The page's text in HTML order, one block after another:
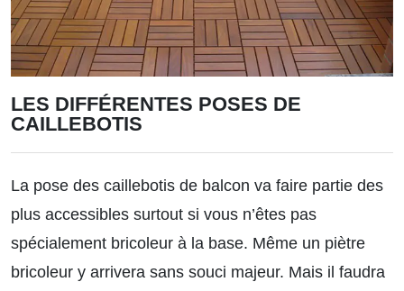
LES DIFFÉRENTES POSES DE
CAILLEBOTIS
La pose des caillebotis de balcon va faire partie des
plus accessibles surtout si vous n’êtes pas
spécialement bricoleur à la base. Même un piètre
bricoleur y arrivera sans souci majeur. Mais il faudra